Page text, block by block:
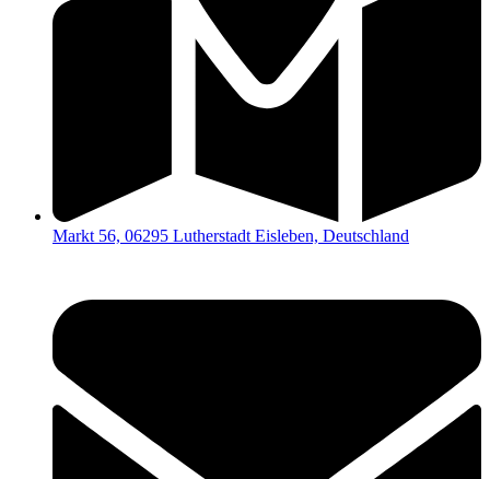
Markt 56, 06295 Lutherstadt Eisleben, Deutschland